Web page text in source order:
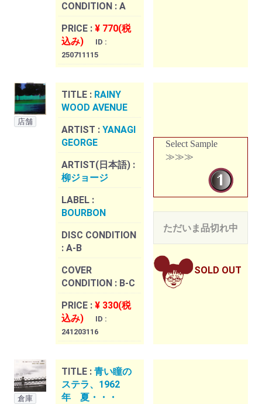
CONDITION : A
PRICE : ¥ 770(税
込み)
ID :
250711115
店舗
TITLE : RAINY
WOOD AVENUE
ARTIST : YANAGI
GEORGE
ARTIST(日本語) :
柳ジョージ
LABEL :
BOURBON
DISC CONDITION
: A-B
COVER
CONDITION : B-C
PRICE : ¥ 330(税
込み)
ID :
241203116
Select Sample
≫≫≫
ただいま品切れ中
SOLD OUT
倉庫
TITLE : 青い瞳の
ステラ、1962
年 夏・・・